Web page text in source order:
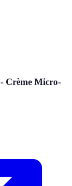
Crème Micro-